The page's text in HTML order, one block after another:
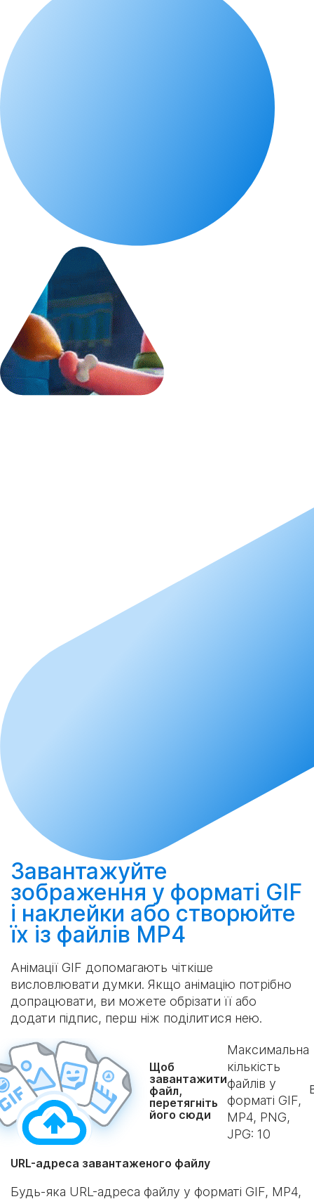
Завантажуйте
зображення у форматі GIF
і наклейки або створюйте
їх із файлів MP4
Анімації GIF допомагають чіткіше
висловлювати думки. Якщо анімацію потрібно
допрацювати, ви можете обрізати її або
додати підпис, перш ніж поділитися нею.
Щоб
завантажити
файл,
перетягніть
його сюди
Максимальна
кількість
файлів у
форматі GIF,
MP4, PNG,
JPG: 10
URL-адреса завантаженого файлу
Будь-яка URL-адреса файлу у форматі GIF, MP4,